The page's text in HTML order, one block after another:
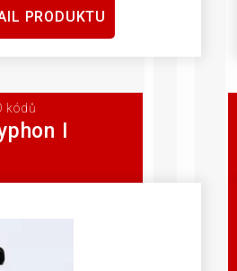
PRODUKTU
kódů
I